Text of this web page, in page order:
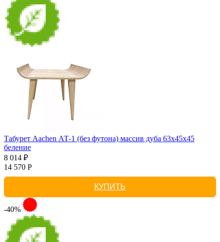
Табурет Aachen АТ-1 (без футона) массив дуба 63х45х45
беление
8 014 ₽
14 570 Р
КУПИТЬ
-40%